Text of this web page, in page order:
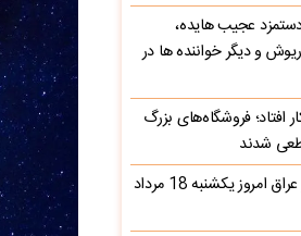
دستمزد عجیب هایده،
و دیگر خواننده ها در
افتاد؛ فروشگاه‌های بزرگ
شدند
قیمت دینار عراق امروز یکشنبه 18 مرداد